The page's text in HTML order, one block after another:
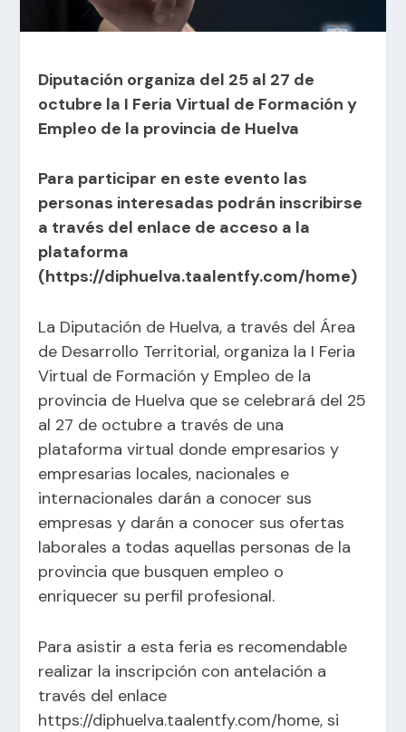
Diputación organiza del 25 al 27 de
octubre la I Feria Virtual de Formación y
Empleo de la provincia de Huelva
Para participar en este evento las
personas interesadas podrán inscribirse
a través del enlace de acceso a la
plataforma
(https://diphuelva.taalentfy.com/home)
La Diputación de Huelva, a través del Área
de Desarrollo Territorial, organiza la I Feria
Virtual de Formación y Empleo de la
provincia de Huelva que se celebrará del 25
al 27 de octubre a través de una
plataforma virtual donde empresarios y
empresarias locales, nacionales e
internacionales darán a conocer sus
empresas y darán a conocer sus ofertas
laborales a todas aquellas personas de la
provincia que busquen empleo o
enriquecer su perfil profesional.
Para asistir a esta feria es recomendable
realizar la inscripción con antelación a
través del enlace
https://diphuelva.taalentfy.com/home, si